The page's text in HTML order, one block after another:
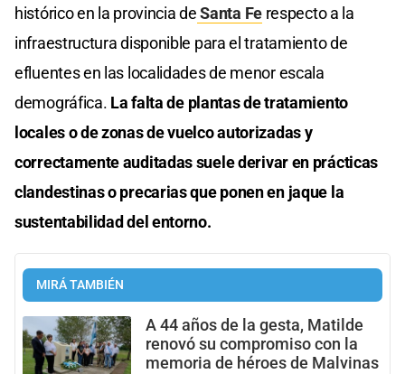
histórico en la provincia deSanta Ferespecto a la
infraestructura disponible para el tratamiento de
efluentes en las localidades de menor escala
demográfica. La falta de plantas de tratamiento
locales o de zonas de vuelco autorizadas y
correctamente auditadas suele derivar en prácticas
clandestinas o precarias que ponen en jaque la
sustentabilidad del entorno.
MIRÁ TAMBIÉN
A 44 años de la gesta, Matilde
renovó su compromiso con la
memoria de héroes de Malvinas